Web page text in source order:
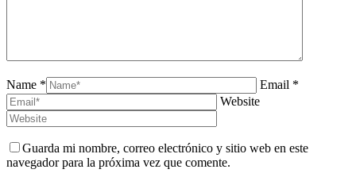
Name *
Email *
Website
Guarda mi nombre, correo electrónico y sitio web en este
navegador para la próxima vez que comente.